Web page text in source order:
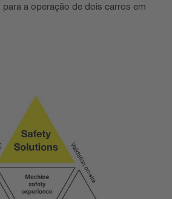
a operação de dois carros em